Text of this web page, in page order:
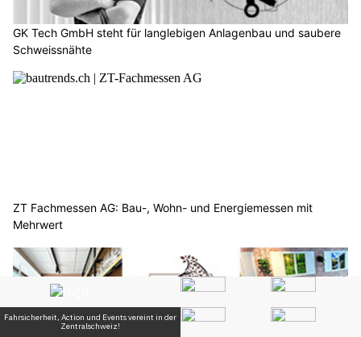
GK Tech GmbH steht für langlebigen Anlagenbau und saubere
Schweissnähte
ZT Fachmessen AG: Bau-, Wohn- und Energiemessen mit
Mehrwert